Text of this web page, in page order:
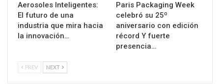
Aerosoles Inteligentes:
El futuro de una
industria que mira hacia
la innovación…
Paris Packaging Week
celebró su 25º
aniversario con edición
récord Y fuerte
presencia…
PREV NEXT